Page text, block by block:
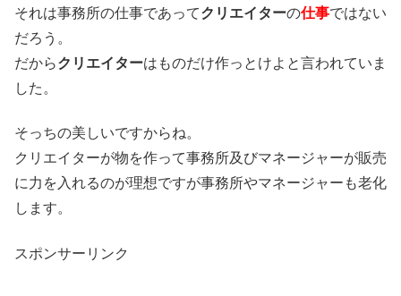
それは事務所の仕事であってクリエイターの仕事ではない
だろう。
だからクリエイターはものだけ作っとけよと言われていま
した。
そっちの美しいですからね。
クリエイターが物を作って事務所及びマネージャーが販売
に力を入れるのが理想ですが事務所やマネージャーも老化
します。
スポンサーリンク